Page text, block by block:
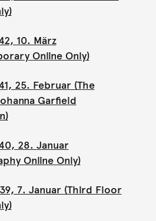
10. März
Online Only)
25. Februar (The
Garfield
28. Januar
Online Only)
7. Januar (Third Floor